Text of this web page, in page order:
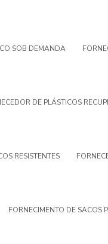
SOB DEMANDA
DE PLÁSTICOS
RESISTENTES
FORNECIMENTO DE SACOS